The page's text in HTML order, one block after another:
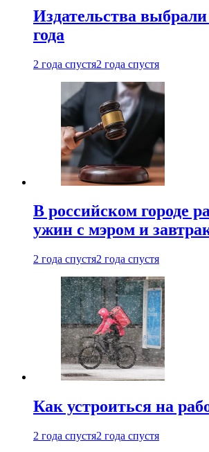
Издательства выбрали
года
2 года спустя2 года спустя
В российском городе
ужин с мэром и
2 года спустя2 года спустя
Как устроиться на
2 года спустя2 года спустя